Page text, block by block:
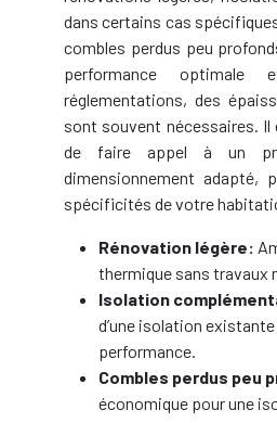
dans certains cas
combles perdus peu
performance
réglementations, des
sont souvent nécessaires.
de faire appel à un
dimensionnement adapté,
spécificités de votre
Rénovation légère:
thermique sans travaux
Isolation
d’une isolation
performance.
Combles perdus peu
économique pour une